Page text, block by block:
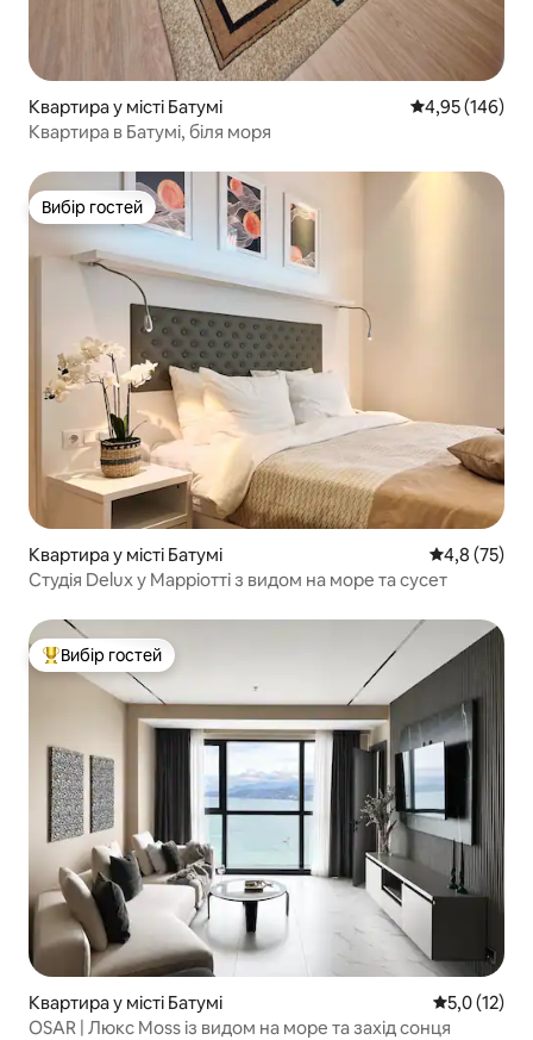
Квартира у місті Батумі Середня
4,95 (146)
Квартира в Батумі, біля моря
Вибір гостей
Вибір гостей
Квартира у місті Батумі Середня
4,8 (75)
Студія Delux у Марріотті з видом на море та сусет
Топ вибір гостей
Вибір гостей
Квартира у місті Батумі Середня
5,0 (12)
OSAR | Люкс Moss із видом на море та захід сонця